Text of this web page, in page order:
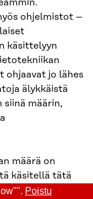
ohjelmistot –
käsittelyyn
ohjaavat jo lähes
älykkäistä
siinä määrin,
määrä on
käsitellä tätä
alueensa ja
Poistu